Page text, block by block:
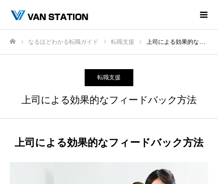
なるほどわかる転職ガイド 転職支援 上司による効果的なフィードバック方法
転職支援
上司による効果的なフィードバック方法
上司による効果的なフィードバック方法